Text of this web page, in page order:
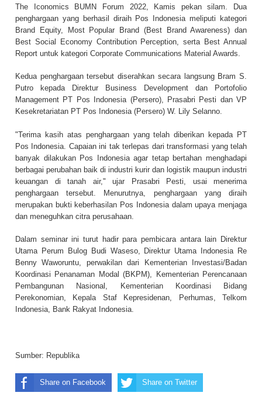
The Iconomics BUMN Forum 2022, Kamis pekan silam. Dua
penghargaan yang berhasil diraih Pos Indonesia meliputi kategori
Brand Equity, Most Popular Brand (Best Brand Awareness) dan
Best Social Economy Contribution Perception, serta Best Annual
Report untuk kategori Corporate Communications Material Awards.
Kedua penghargaan tersebut diserahkan secara langsung Bram S.
Putro kepada Direktur Business Development dan Portofolio
Management PT Pos Indonesia (Persero), Prasabri Pesti dan VP
Kesekretariatan PT Pos Indonesia (Persero) W. Lily Selanno.
"Terima kasih atas penghargaan yang telah diberikan kepada PT
Pos Indonesia. Capaian ini tak terlepas dari transformasi yang telah
banyak dilakukan Pos Indonesia agar tetap bertahan menghadapi
berbagai perubahan baik di industri kurir dan logistik maupun industri
keuangan di tanah air," ujar Prasabri Pesti, usai menerima
penghargaan tersebut. Menurutnya, penghargaan yang diraih
merupakan bukti keberhasilan Pos Indonesia dalam upaya menjaga
dan meneguhkan citra perusahaan.
Dalam seminar ini turut hadir para pembicara antara lain Direktur
Utama Perum Bulog Budi Waseso, Direktur Utama Indonesia Re
Benny Waworuntu, perwakilan dari Kementerian Investasi/Badan
Koordinasi Penanaman Modal (BKPM), Kementerian Perencanaan
Pembangunan Nasional, Kementerian Koordinasi Bidang
Perekonomian, Kepala Staf Kepresidenan, Perhumas, Telkom
Indonesia, Bank Rakyat Indonesia.
Sumber: Republika
Share on Facebook Share on Twitter